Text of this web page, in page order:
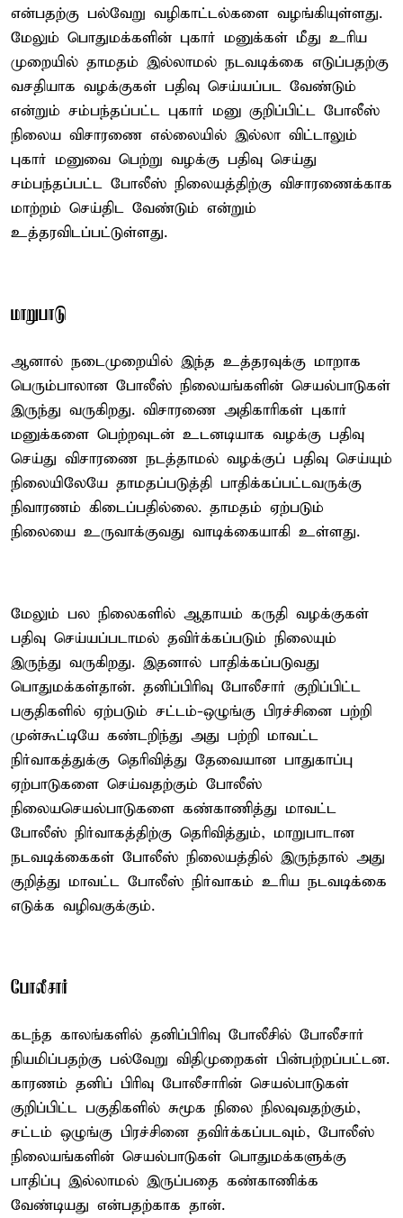
என்பதற்கு பல்வேறு வழிகாட்டல்களை வழங்கியுள்ளது.
மேலும் பொதுமக்களின் புகார் மனுக்கள் மீது உரிய
முறையில் தாமதம் இல்லாமல் நடவடிக்கை எடுப்பதற்கு
வசதியாக வழக்குகள் பதிவு செய்யப்பட வேண்டும்
என்றும் சம்பந்தப்பட்ட புகார் மனு குறிப்பிட்ட போலீஸ்
நிலைய விசாரணை எல்லையில் இல்லா விட்டாலும்
புகார் மனுவை பெற்று வழக்கு பதிவு செய்து
சம்பந்தப்பட்ட போலீஸ் நிலையத்திற்கு விசாரணைக்காக
மாற்றம் செய்திட வேண்டும் என்றும்
உத்தரவிடப்பட்டுள்ளது.
மாறுபாடு
ஆனால் நடைமுறையில் இந்த உத்தரவுக்கு மாறாக
பெரும்பாலான போலீஸ் நிலையங்களின் செயல்பாடுகள்
இருந்து வருகிறது. விசாரணை அதிகாரிகள் புகார்
மனுக்களை பெற்றவுடன் உடனடியாக வழக்கு பதிவு
செய்து விசாரணை நடத்தாமல் வழக்குப் பதிவு செய்யும்
நிலையிலேயே தாமதப்படுத்தி பாதிக்கப்பட்டவருக்கு
நிவாரணம் கிடைப்பதில்லை. தாமதம் ஏற்படும்
நிலையை உருவாக்குவது வாடிக்கையாகி உள்ளது.
மேலும் பல நிலைகளில் ஆதாயம் கருதி வழக்குகள்
பதிவு செய்யப்படாமல் தவிர்க்கப்படும் நிலையும்
இருந்து வருகிறது. இதனால் பாதிக்கப்படுவது
பொதுமக்கள்தான். தனிப்பிரிவு போலீசார் குறிப்பிட்ட
பகுதிகளில் ஏற்படும் சட்டம்-ஒழுங்கு பிரச்சினை பற்றி
முன்கூட்டியே கண்டறிந்து அது பற்றி மாவட்ட
நிர்வாகத்துக்கு தெரிவித்து தேவையான பாதுகாப்பு
ஏற்பாடுகளை செய்வதற்கும் போலீஸ்
நிலையசெயல்பாடுகளை கண்காணித்து மாவட்ட
போலீஸ் நிர்வாகத்திற்கு தெரிவித்தும், மாறுபாடான
நடவடிக்கைகள் போலீஸ் நிலையத்தில் இருந்தால் அது
குறித்து மாவட்ட போலீஸ் நிர்வாகம் உரிய நடவடிக்கை
எடுக்க வழிவகுக்கும்.
போலீசார்
கடந்த காலங்களில் தனிப்பிரிவு போலீசில் போலீசார்
நியமிப்பதற்கு பல்வேறு விதிமுறைகள் பின்பற்றப்பட்டன.
காரணம் தனிப் பிரிவு போலீசாரின் செயல்பாடுகள்
குறிப்பிட்ட பகுதிகளில் சுமூக நிலை நிலவுவதற்கும்,
சட்டம் ஒழுங்கு பிரச்சினை தவிர்க்கப்படவும், போலீஸ்
நிலையங்களின் செயல்பாடுகள் பொதுமக்களுக்கு
பாதிப்பு இல்லாமல் இருப்பதை கண்காணிக்க
வேண்டியது என்பதற்காக தான்.